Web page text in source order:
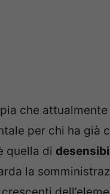
che attualmente
per chi ha già
quella di
la